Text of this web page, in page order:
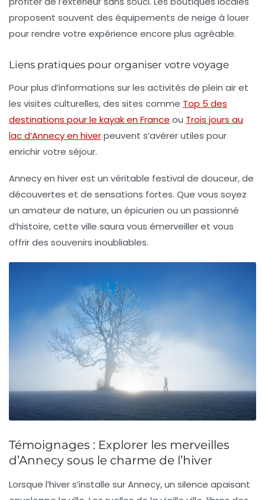
proposent souvent des équipements de neige à louer
pour rendre votre expérience encore plus agréable.
Liens pratiques pour organiser votre voyage
Pour plus d’informations sur les activités de plein air et
les visites culturelles, des sites comme Top 5 des
destinations pour le kayak en France ou Trois jours au
lac d’Annecy en hiverpeuvent s’avérer utiles pour
enrichir votre séjour.
Annecy en hiver est un véritable festival de douceur, de
découvertes et de sensations fortes. Que vous soyez
un amateur de nature, un épicurien ou un passionné
d’histoire, cette ville saura vous émerveiller et vous
offrir des souvenirs inoubliables.
Témoignages : Explorer les merveilles
d’Annecy sous le charme de l’hiver
Lorsque l’hiver s’installe sur Annecy, un silence apaisant